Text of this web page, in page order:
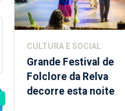
CULTURA E SOCIAL
Grande Festival de
Folclore da Relva
decorre esta noite